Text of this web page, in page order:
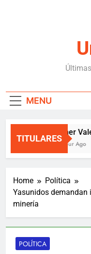
MENU
TITULARES
Enner
1 Hour Ago
Home
Política
Yasunidos
minería
POLÍTICA